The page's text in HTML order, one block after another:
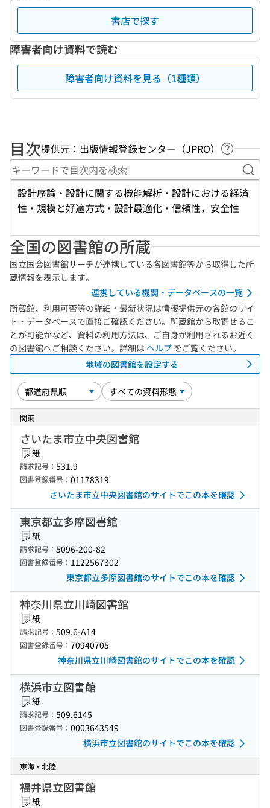
書店で探す
障害者向け資料で読む
障害者向け資料を見る（1種類）
目次提供元：出版情報登録センター（JPRO）
ヘルプペ
キ
設計序論・設計に関する機能解析・設計における経済
性・規模と好適方式・設計最適化・信頼性，安全性
全国の図書館の所蔵
国立国会図書館サーチが連携している各図書館等から取得した所
蔵情報を表示します。
連携している機関・データベースの一覧
所蔵館、利用可否等の詳細・最新状況は情報提供元の各館のサイ
ト・データベースで直接ご確認ください。所蔵館から取寄せるこ
とが可能かなど、資料の利用方法は、ご自身が利用されるお近く
の図書館へご相談ください。詳細は ヘルプ をご覧ください。
地域の図書館を設定する
関東
さいたま市立中央図書館
紙
請求記号： 531.9
図書登録番号： 01178319
さいたま市立中央図書館のサイトでこの本を確認
東京都立多摩図書館
紙
請求記号： 5096-200-82
図書登録番号： 1122567302
東京都立多摩図書館のサイトでこの本を確認
神奈川県立川崎図書館
紙
請求記号： 509.6-A14
図書登録番号： 70940705
神奈川県立川崎図書館のサイトでこの本を確認
横浜市立図書館
紙
請求記号： 509.6145
図書登録番号： 0003643549
横浜市立図書館のサイトでこの本を確認
東海・北陸
福井県立図書館
紙